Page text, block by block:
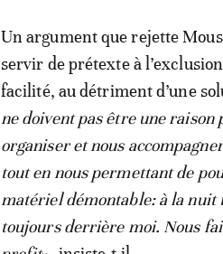
Un argument que rejette
servir de prétexte à
facilité, au détriment d’une
ne doivent pas être une
organiser et nous
tout en nous permettant de
matériel démontable: à la nuit
toujours derrière moi. Nous